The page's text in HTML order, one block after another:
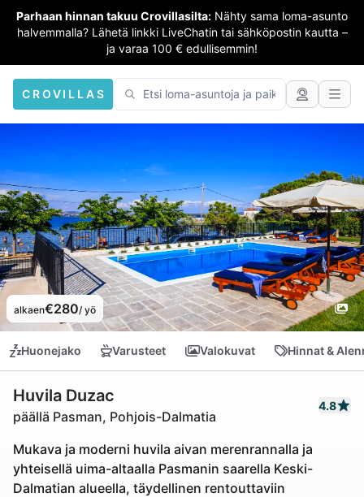
Parhaan hinnan takuu Crovillasilta: Nähty sama loma-asunto
halvemmalla? Lähetä linkki LiveChatin tai sähköpostin kautta –
ja varaa 100 € edullisemmin!
CROVILLAS
alkaen€280/ yö
Huonejako Varusteet Valokuvat Hinnat &
Huvila Duzac
päällä Pasman, Pohjois-Dalmatia
4.8
Mukava ja moderni huvila aivan merenrannalla ja
yhteisellä uima-altaalla Pasmanin saarella Keski-
Dalmatian alueella, täydellinen rentouttaviin